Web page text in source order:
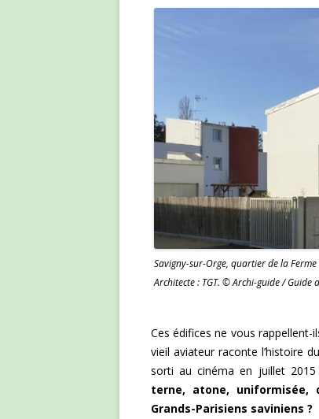
Savigny-sur-Orge, quartier de la
Architecte : TGT. © Archi-guide /
Ces édifices ne vous
vieil aviateur raconte l’histoire
sorti au cinéma en juillet 2015
terne, atone, uniformisée,
Grands-Parisiens saviniens ?